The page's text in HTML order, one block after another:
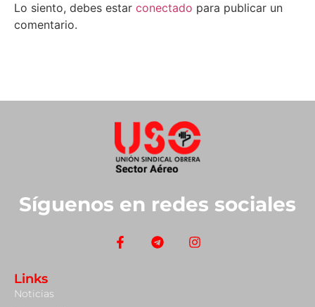
Lo siento, debes estar conectado para publicar un
comentario.
Síguenos en redes sociales
Links
Noticias